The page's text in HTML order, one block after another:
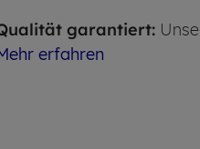
garantiert:
erfahren